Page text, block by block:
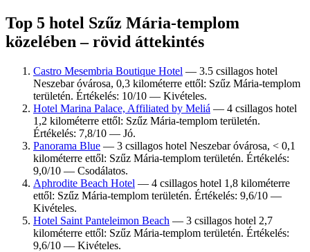
Top 5 hotel Szűz Mária-templom
közelében – rövid áttekintés
Castro Mesembria Boutique Hotel — 3.5 csillagos hotel
Neszebar óvárosa, 0,3 kilométerre ettől: Szűz Mária-templom
területén. Értékelés: 10/10 — Kivételes.
Hotel Marina Palace, Affiliated by Meliá — 4 csillagos hotel
1,2 kilométerre ettől: Szűz Mária-templom területén.
Értékelés: 7,8/10 — Jó.
Panorama Blue — 3 csillagos hotel Neszebar óvárosa, < 0,1
kilométerre ettől: Szűz Mária-templom területén. Értékelés:
9,0/10 — Csodálatos.
Aphrodite Beach Hotel — 4 csillagos hotel 1,8 kilométerre
ettől: Szűz Mária-templom területén. Értékelés: 9,6/10 —
Kivételes.
Hotel Saint Panteleimon Beach — 3 csillagos hotel 2,7
kilométerre ettől: Szűz Mária-templom területén. Értékelés:
9,6/10 — Kivételes.